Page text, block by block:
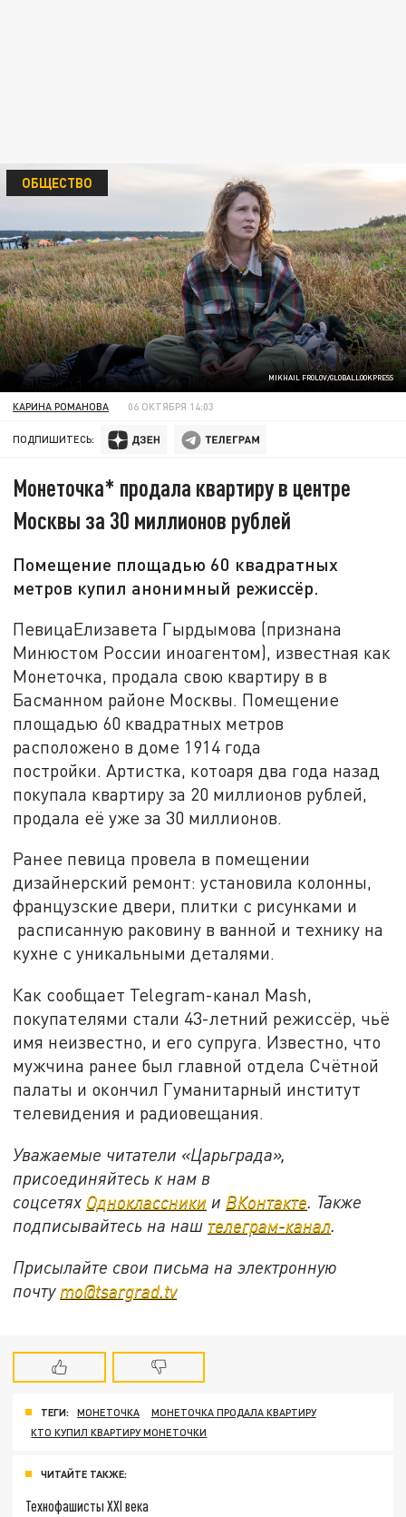
MIKHAIL FROLOV/GLOBALLOOKPRESS
ОБЩЕСТВО
КАРИНА РОМАНОВА 06 ОКТЯБРЯ 14:03
ПОДПИШИТЕСЬ:
Монеточка* продала квартиру в центре
Москвы за 30 миллионов рублей
Помещение площадью 60 квадратных
метров купил анонимный режиссёр.
ПевицаЕлизавета Гырдымова (признана
Минюстом России иноагентом), известная как
Монеточка, продала свою квартиру в в
Басманном районе Москвы. Помещение
площадью 60 квадратных метров
расположено в доме 1914 года
постройки. Артистка, котоаря два года назад
покупала квартиру за 20 миллионов рублей,
продала её уже за 30 миллионов.
Ранее певица провела в помещении
дизайнерский ремонт: установила колонны,
французские двери, плитки с рисунками и
расписанную раковину в ванной и технику на
кухне с уникальными деталями.
Как сообщает Telegram-канал Mash,
покупателями стали 43-летний режиссёр, чьё
имя неизвестно, и его супруга. Известно, что
мужчина ранее был главной отдела Счётной
палаты и окончил Гуманитарный институт
телевидения и радиовещания.
Уважаемые читатели «Царьграда»,
присоединяйтесь к нам в
соцсетях Одноклассники и ВКонтакте. Также
подписывайтесь на наш телеграм-канал.
Присылайте свои письма на электронную
почту mo@tsargrad.tv
ТЕГИ: МОНЕТОЧКА
МОНЕТОЧКА ПРОДАЛА КВАРТИРУ
КТО КУПИЛ КВАРТИРУ МОНЕТОЧКИ
ЧИТАЙТЕ ТАКЖЕ:
Технофашисты XXI века